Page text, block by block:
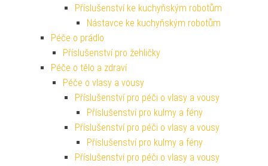
Příslušenství ke kuchyňským robotům
Nástavce ke kuchyňským robotům
Péče o prádlo
Příslušenství pro žehličky
Péče o tělo a zdraví
Péče o vlasy a vousy
Příslušenství pro péči o vlasy a vousy
Příslušenství pro kulmy a fény
Příslušenství pro péči o vlasy a vousy
Příslušenství pro kulmy a fény
Příslušenství pro péči o vlasy a vousy